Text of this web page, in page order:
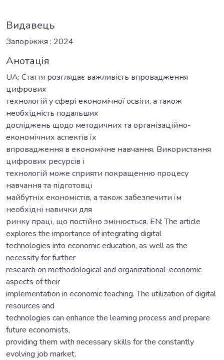
Видавець
Запоріжжя : 2024
Анотація
UA: Стаття розглядає важливість впровадження
цифрових
технологій у сфері економічної освіти, а також
необхідність подальших
досліджень щодо методичних та організаційно-
економічних аспектів їх
впровадження в економічне навчання. Використання
цифрових ресурсів і
технологій може сприяти покращенню процесу
навчання та підготовці
майбутніх економістів, а також забезпечити їм
необхідні навички для
ринку праці, що постійно змінюється. EN: The article
explores the importance of integrating digital
technologies into economic education, as well as the
necessity for further
research on methodological and organizational-economic
aspects of their
implementation in economic teaching. The utilization of digital
resources and
technologies can enhance the learning process and prepare
future economists,
providing them with necessary skills for the constantly
evolving job market.